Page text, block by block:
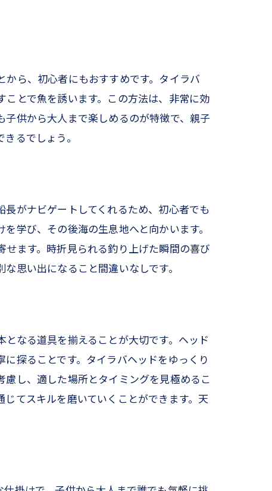
ら、初心者にもおすすめです。タイラバ
とで魚を誘います。この方法は、非常に効
供から大人まで楽しめるのが特徴で、親子
るでしょう。
がナビゲートしてくれるため、初心者でも
学び、その後海の生息地へと向かいます。
ます。時折見られる釣り上げた瞬間の喜び
思い出になること間違いなしです。
なる道具を揃えることが大切です。ヘッド
探ることです。タイラバヘッドをゆっくり
し、適した場所とタイミングを見極めるこ
てスキルを磨いていくことができます。天